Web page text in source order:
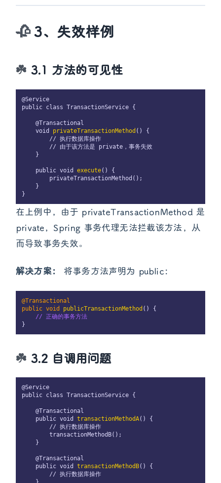
3、失效样例
3.1 方法的可见性
@Service
public class TransactionService {
    @Transactional
    void
privateTransactionMethod () {
        // 执行数据库操作
        // 由于该方法是 private，事务失效
    }
    public void
execute() {
        privateTransactionMethod();
    }
在上例中，由于 privateTransactionMethod 是
private，Spring 事务代理无法拦截该方法，从
而导致事务失效。
解决方案： 将事务方法声明为 public：
@Transactional
public void publicTransactionMethod ( ) {
// 正确的事务方法
3.2 自调用问题
@Service
public class TransactionService {
    @Transactional
    public void
transactionMethodA() {
        // 执行数据库操作
        transactionMethodB();
    }
    @Transactional
    public void
transactionMethodB() {
        // 执行数据库操作